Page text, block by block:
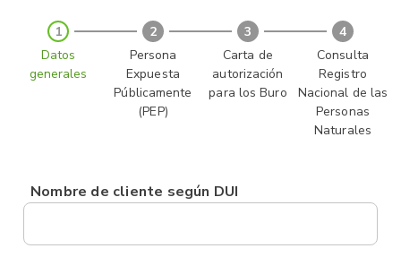
1
Datos
generales
2
Persona
Expuesta
Públicamente
(PEP)
3
Carta de
autorización
para los Buro
4
Consulta
Registro
Nacional de las
Personas
Naturales
Nombre de cliente según DUI